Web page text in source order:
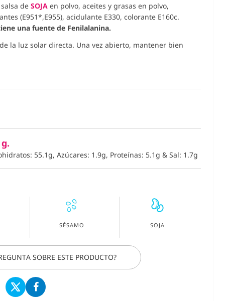
de SOJA en polvo, aceites y grasas en polvo,
(E951*,E955), acidulante E330, colorante E160c.
una fuente de Fenilalanina.
la luz solar directa. Una vez abierto, mantener bien
55.1g, Azúcares: 1.9g, Proteínas: 5.1g & Sal: 1.7g
SÉSAMO SOJA
SOBRE ESTE PRODUCTO?